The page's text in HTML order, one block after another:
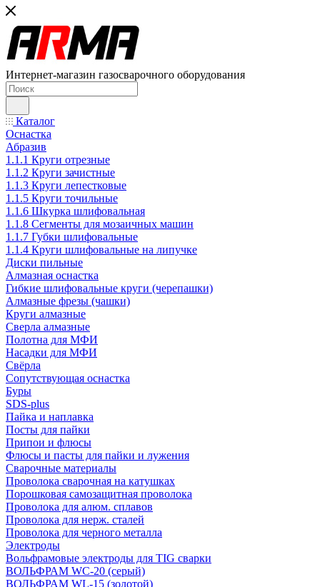
Интернет-магазин газосварочного оборудования
Каталог
Оснастка
Абразив
1.1.1 Круги отрезные
1.1.2 Круги зачистные
1.1.3 Круги лепестковые
1.1.5 Круги точильные
1.1.6 Шкурка шлифовальная
1.1.8 Сегменты для мозаичных машин
1.1.7 Губки шлифовальные
1.1.4 Круги шлифовальные на липучке
Диски пильные
Алмазная оснастка
Гибкие шлифовальные круги (черепашки)
Алмазные фрезы (чашки)
Круги алмазные
Сверла алмазные
Полотна для МФИ
Насадки для МФИ
Свёрла
Сопутствующая оснастка
Буры
SDS-plus
Пайка и наплавка
Посты для пайки
Припои и флюсы
Флюсы и пасты для пайки и лужения
Сварочные материалы
Проволока сварочная на катушках
Порошковая самозащитная проволока
Проволока для алюм. сплавов
Проволока для нерж. сталей
Проволока для черного металла
Электроды
Вольфрамовые электроды для TIG сварки
ВОЛЬФРАМ WC-20 (серый)
ВОЛЬФРАМ WL-15 (золотой)